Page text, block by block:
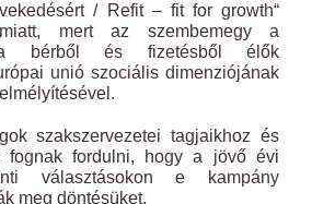
/ Refit – fit for growth“
miatt, mert az szembemegy a
a bérből és fizetésből élők
unió szociális dimenziójának
szakszervezetei tagjaikhoz és
fognak fordulni, hogy a jövő évi
választásokon e kampány
meg döntésüket.